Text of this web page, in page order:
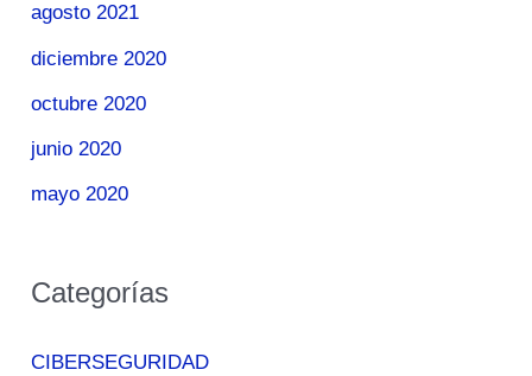
agosto 2021
diciembre 2020
octubre 2020
junio 2020
mayo 2020
Categorías
CIBERSEGURIDAD